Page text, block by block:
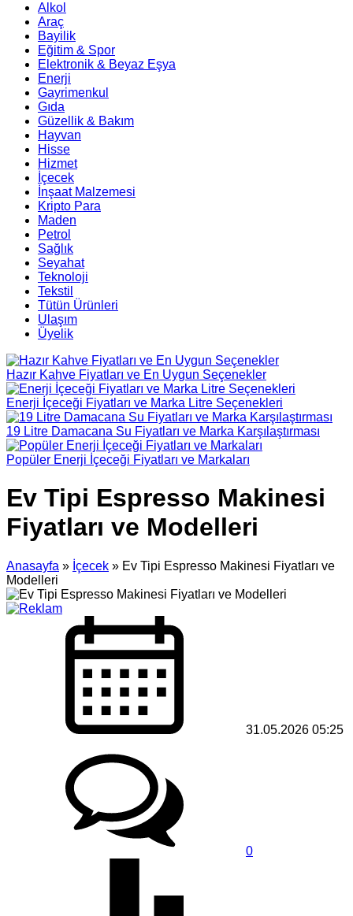
Alkol
Araç
Bayilik
Eğitim & Spor
Elektronik & Beyaz Eşya
Enerji
Gayrimenkul
Gıda
Güzellik & Bakım
Hayvan
Hisse
Hizmet
İçecek
İnşaat Malzemesi
Kripto Para
Maden
Petrol
Sağlık
Seyahat
Teknoloji
Tekstil
Tütün Ürünleri
Ulaşım
Üyelik
Hazır Kahve Fiyatları ve En Uygun Seçenekler
Enerji İçeceği Fiyatları ve Marka Litre Seçenekleri
19 Litre Damacana Su Fiyatları ve Marka Karşılaştırması
Popüler Enerji İçeceği Fiyatları ve Markaları
Ev Tipi Espresso Makinesi
Fiyatları ve Modelleri
Anasayfa » İçecek » Ev Tipi Espresso Makinesi Fiyatları ve
Modelleri
31.05.2026 05:25
0